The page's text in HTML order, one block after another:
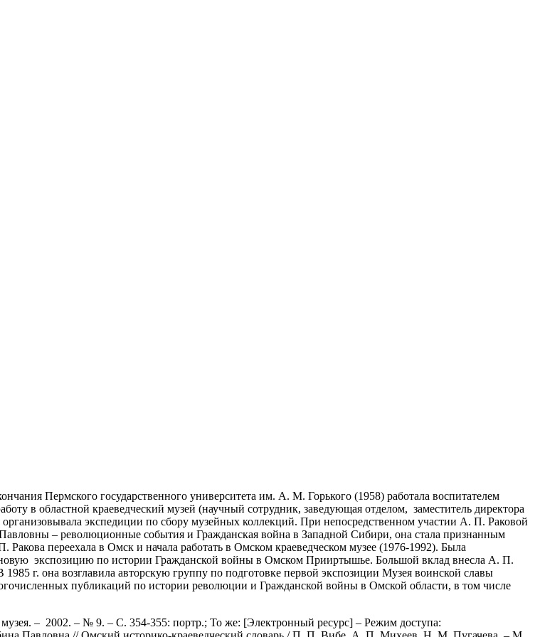
Пермского государственного университета им. А. М. Горького (1958) работала воспитателем
в областной краеведческий музей (научный сотрудник, заведующая отделом, заместитель директора
экспедиции по сбору музейных коллекций. При непосредственном участии А. П. Раковой
– революционные события и Гражданская война в Западной Сибири, она стала признанным
переехала в Омск и начала работать в Омском краеведческом музее (1976-1992). Была
новую экспозицию по истории Гражданской войны в Омском Прииртышье. Большой вклад внесла А. П.
г. она возглавила авторскую группу по подготовке первой экспозиции Музея воинской славы
публикаций по истории революции и Гражданской войны в Омской области, в том числе
– 2002. – № 9. – С. 354-355: портр.; То же: [Электронный ресурс] – Режим доступа: